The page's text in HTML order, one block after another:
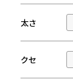
太さ
クセ